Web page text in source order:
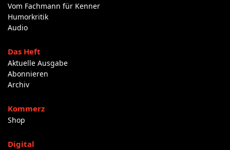
Vom Fachmann für Kenner
Humorkritik
Audio
Das Heft
Aktuelle Ausgabe
Abonnieren
Archiv
Kommerz
Shop
Digital